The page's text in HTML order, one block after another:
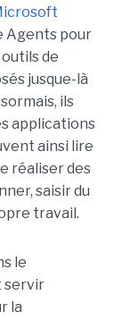
Agents pour
de
jusque-là
ils
applications
ainsi lire
réaliser des
saisir du
travail.
le
servir
la